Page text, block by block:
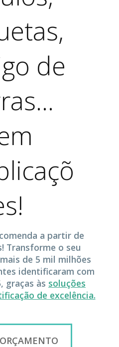
de
a partir de
Transforme o seu
de 5 mil milhões
identificaram com
graças às soluções
de excelência.